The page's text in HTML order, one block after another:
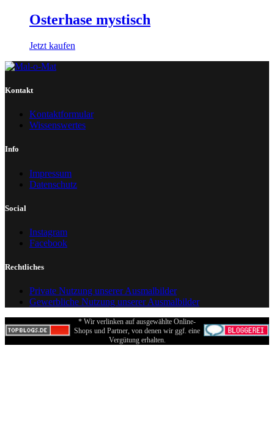
Osterhase mystisch
Jetzt kaufen
Kontakt
Kontaktformular
Wissenswertes
Info
Impressum
Datenschutz
Social
Instagram
Facebook
Rechtliches
Private Nutzung unserer Ausmalbilder
Gewerbliche Nutzung unserer Ausmalbilder
* Wir verlinken auf ausgewählte Online-
Shops und Partner, von denen wir ggf. eine
Vergütung erhalten.